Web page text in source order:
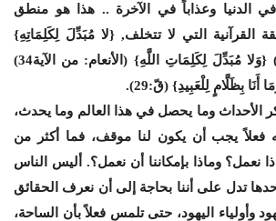
في الدنيا وعذاباً في الآخرة .. هذا هو منطق
القرآنية التي لا تتخلف, {لا مُبَدِّلَ لِكَلِمَاتِهِ}
(الأنعام: من الآية115) {وَلا مُبَدِّلَ لِكَلِمَاتِ اللَّهِ} (الأنعام: من الآية34)
بِظَلَّامٍ لِلْعَبِيدِ} (قّ:29).
الأحداث وما يحصل في هذا العالم وما يحدث،
فعلاً يجب أن يكون لنا موقف، فما أكثر من
نعمل؟ وماذا بإمكاننا أن نعمل؟. أليس الناس
تدل على أننا بحاجة إلى أن نعرف الحقائق
وأولياء اليهود، حتى تلمس فعلاً بأن الساحة،